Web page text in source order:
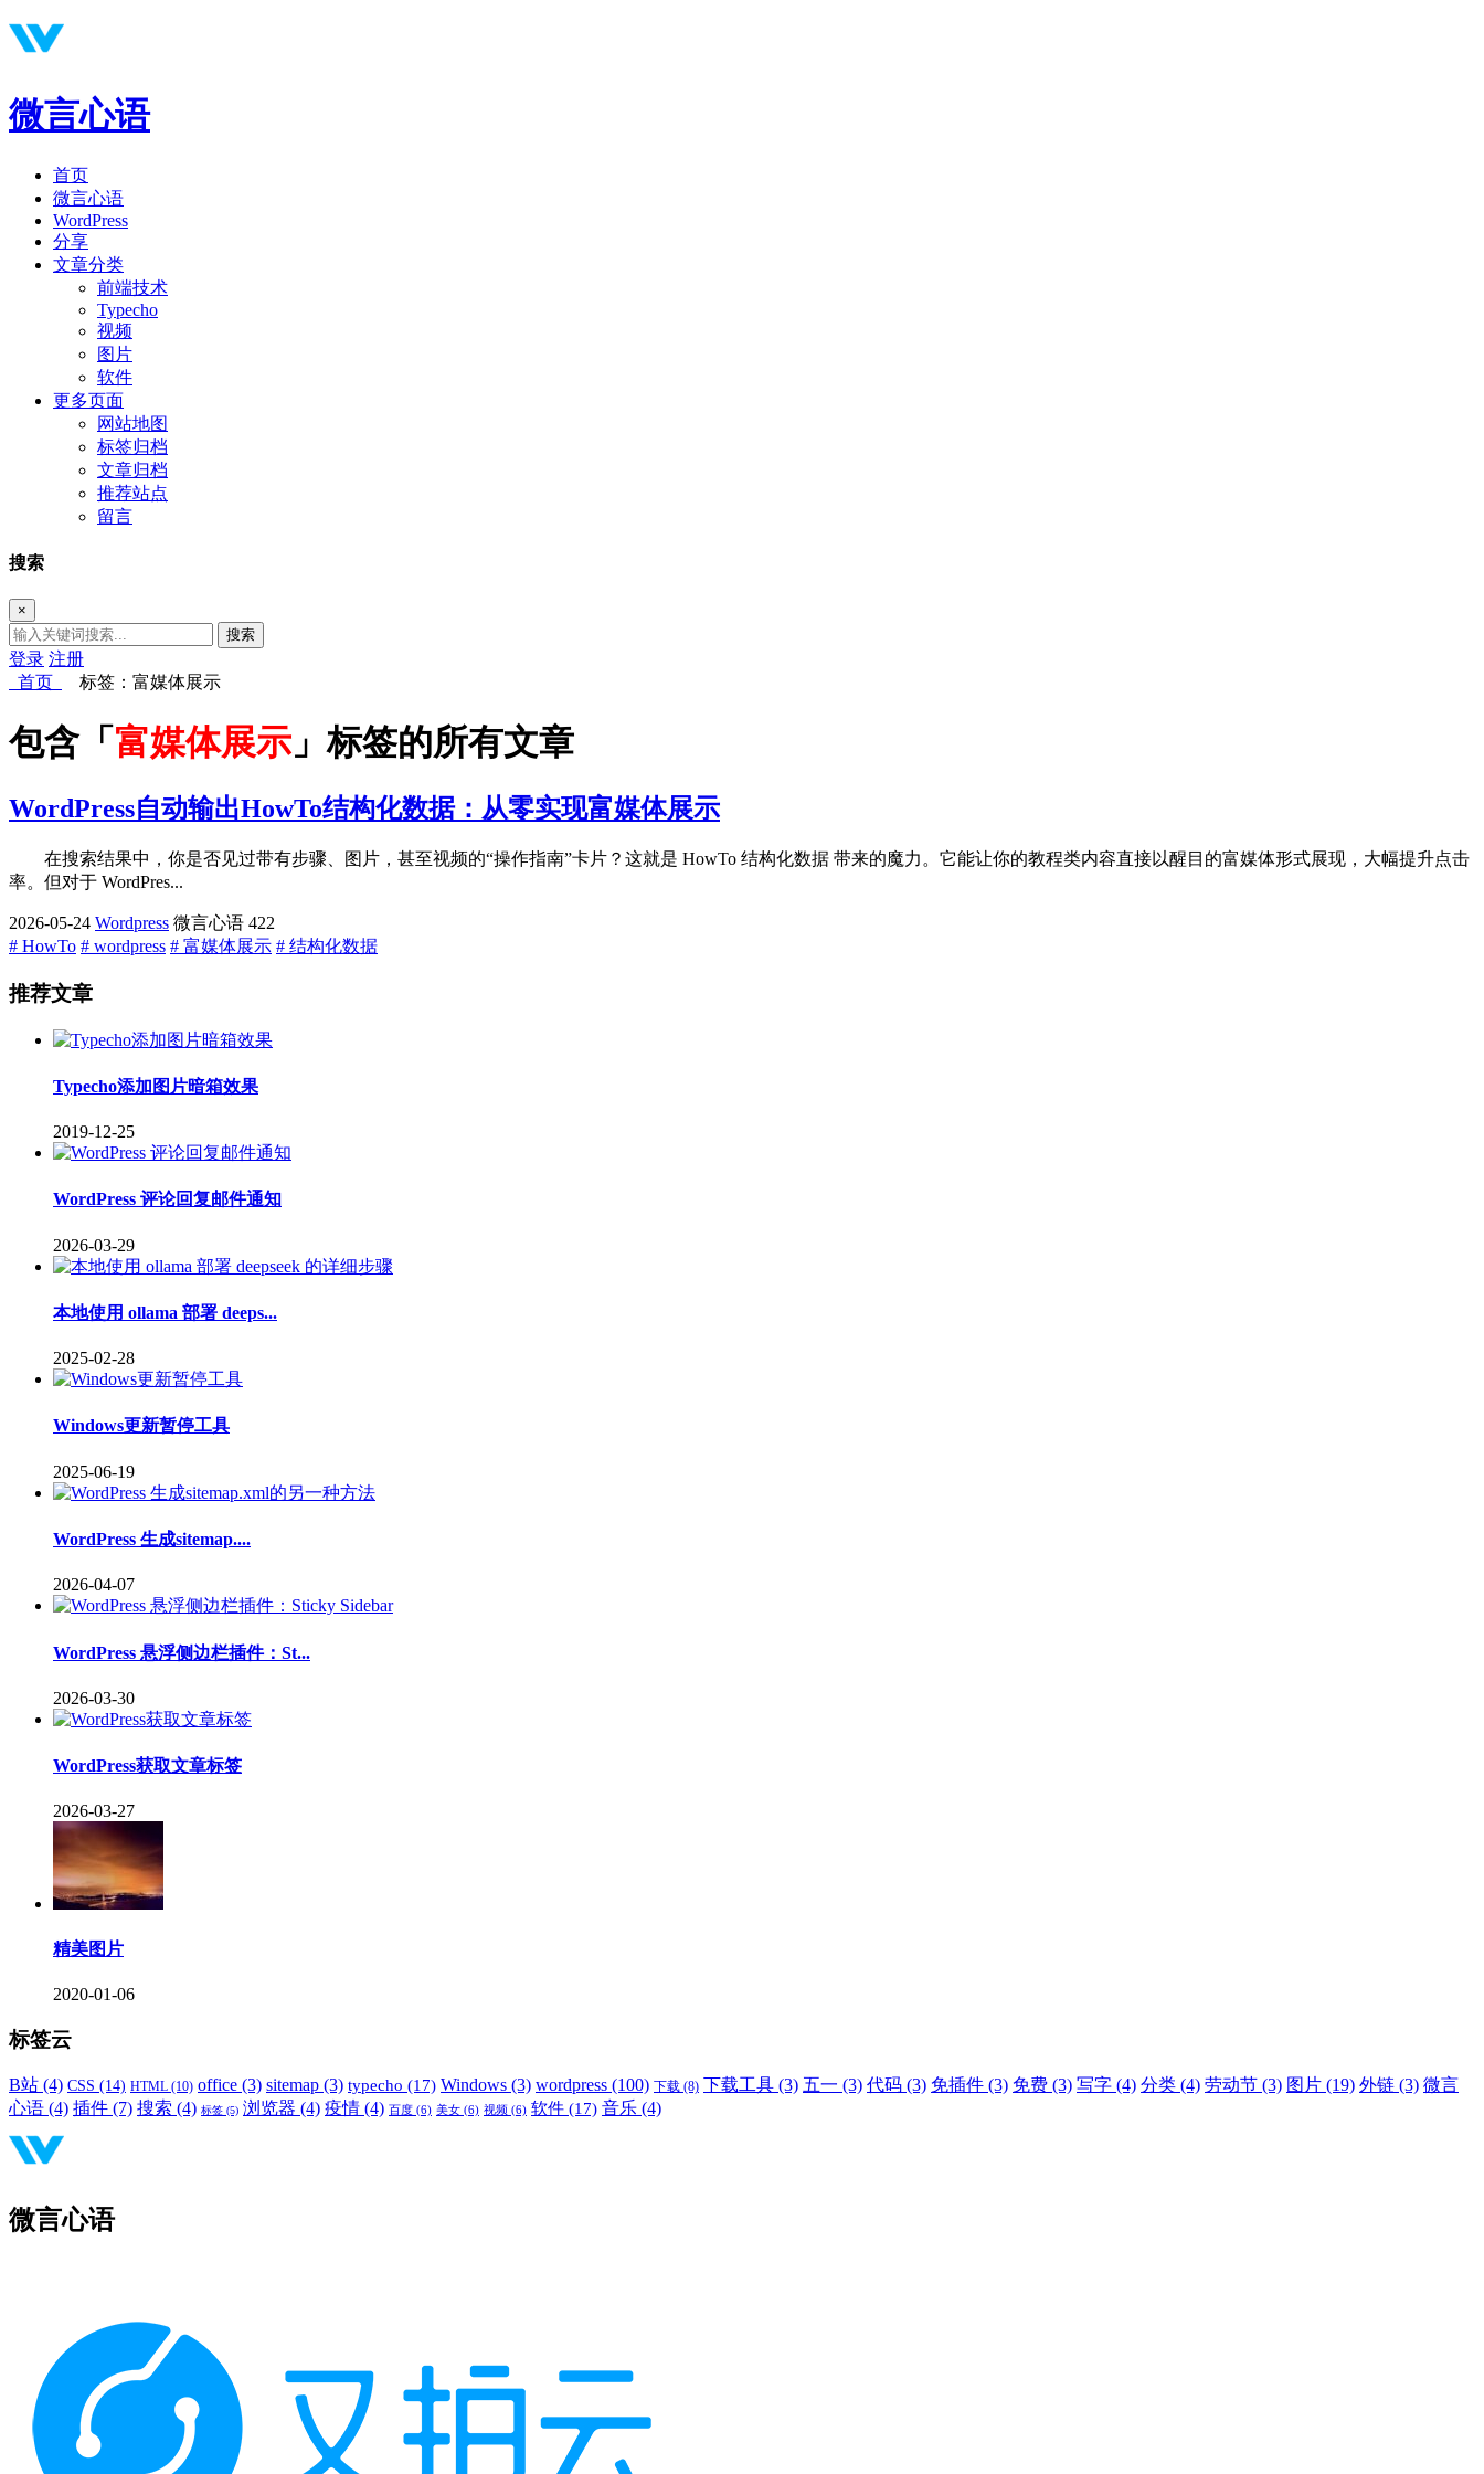
微言心语
首页
微言心语
WordPress
分享
文章分类
前端技术
Typecho
视频
图片
软件
更多页面
网站地图
标签归档
文章归档
推荐站点
留言
搜索
×
搜索
登录 注册
首页
标签：富媒体展示
包含「 富媒体展示 」标签的所有文章
WordPress自动输出HowTo结构化数据：从零实现富媒体展示
在搜索结果中，你是否见过带有步骤、图片，甚至视频的“操作指南”卡片？这就是 HowTo 结构化数据 带来的魔力。它能让你的教程类内容直接以醒目的富媒体形式展现，大幅提升点击
率。但对于 WordPres...
2026-05-24 Wordpress 微言心语 422
# HowTo # wordpress # 富媒体展示 # 结构化数据
推荐文章
Typecho添加图片暗箱效果
2019-12-25
WordPress 评论回复邮件通知
2026-03-29
本地使用 ollama 部署 deeps...
2025-02-28
Windows更新暂停工具
2025-06-19
WordPress 生成sitemap....
2026-04-07
WordPress 悬浮侧边栏插件：St...
2026-03-30
WordPress获取文章标签
2026-03-27
精美图片
2020-01-06
标签云
B站 (4) CSS (14) HTML (10) office (3) sitemap (3) typecho (17) Windows (3) wordpress (100) 下载 (8) 下载工具 (3) 五一 (3) 代码 (3) 免插件 (3) 免费 (3) 写字 (4) 分类 (4) 劳动节 (3) 图片 (19) 外链 (3) 微言
心语 (4) 插件 (7) 搜索 (4) 标签 (5) 浏览器 (4) 疫情 (4) 百度 (6) 美女 (6) 视频 (6) 软件 (17) 音乐 (4)
微言心语